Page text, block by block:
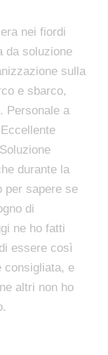
nei fiordi
da soluzione
sulla
e sbarco,
Personale a
durante la
per sapere se
di
ne ho fatti
essere così
consigliata, e
altri non ho